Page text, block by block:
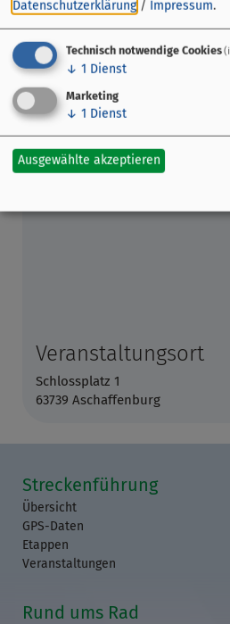
Nudeln, Antipasti, Brot und
Brände, Liköre, Imkereiprodukte,
Snacks und vieles mehr.
Veranstaltungsort
Schlossplatz 1
63739 Aschaffenburg
Streckenführung
Übersicht
GPS-Daten
Etappen
Veranstaltungen
Rund ums Rad
Datenschutzerklärung / Impressum.
Technisch notwendige Cookies
↓ 1 Dienst
Marketing
↓ 1 Dienst
Ausgewählte akzeptieren